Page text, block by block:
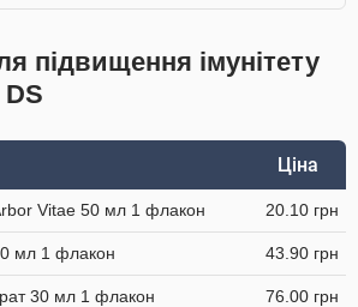
підвищення імунітету
DS
Ціна
Vitae 50 мл 1 флакон 20.10 грн
мл 1 флакон 43.90 грн
30 мл 1 флакон 76.00 грн